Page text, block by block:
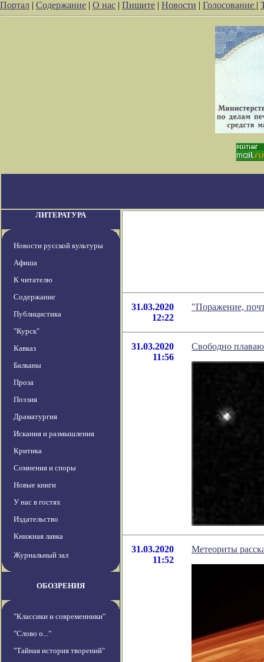
Портал | Содержание | О нас | Пишите | Новости | Голосование |
ЛИТЕРАТУРА
Новости русской культуры
Афиша
К читателю
Содержание
Публицистика
"Курск"
Кавказ
Балканы
Проза
Поэзия
Драматургия
Искания и размышления
Критика
Сомнения и споры
Новые книги
У нас в гостях
Издательство
Книжная лавка
Журнальный зал
ОБОЗРЕНИЯ
"Классики и современники"
"Слово о..."
"Тайная история творений"
31.03.2020
12:22
"Поражение,
31.03.2020
11:56
Свободно
31.03.2020
11:52
Метеориты